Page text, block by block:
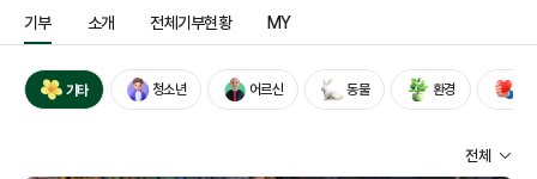
기부 소개 전체기부현황 MY
기타 청소년 어르신 동물 환경
전체